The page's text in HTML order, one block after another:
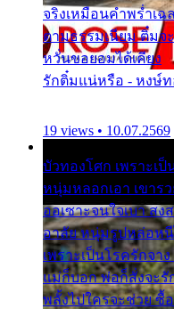
จริงเหมือนคำพร่ำเ
ตามธรรมเนียม ติ๋มจ
หวั่นขอยอมได้เคียง
รักติ๋มแน่หรือ - หงษ์ท
19 views • 10.07.2569
บัวทองโศก เพราะเ
หนุ่มหลอกเอา เขาร
ออเซาะจนใจเบา สง
อาลัย หนุ่มรูปหล่อหนี
เพราะเป็นโรครักจา
แม่ก็บอก พ่อก็สั่งจะรั
พลั้งไปใครจะช่วย ซื้